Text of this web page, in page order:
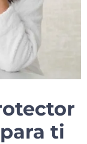
ti